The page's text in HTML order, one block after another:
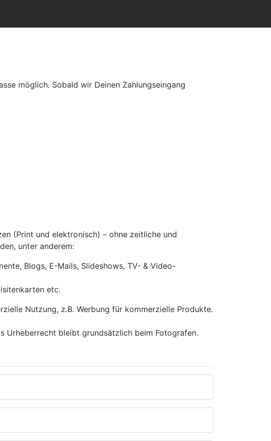
möglich. Sobald wir Deinen Zahlungseingang
(Print und elektronisch) – ohne zeitliche und
unter anderem:
Blogs, E-Mails, Slideshows, TV- & Video-
etc.
Nutzung, z.B. Werbung für kommerzielle Produkte.
Urheberrecht bleibt grundsätzlich beim Fotografen.